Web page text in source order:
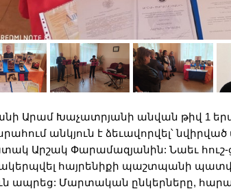
Արամ Խաչատրյանի անվան թիվ 1
անկյուն է ձեւավորվել՝
Արշակ Փարամազյանին: Նաեւ հուշ-
հայրենիքի պաշտպանի
ապրեց: Մարտական ընկերները,